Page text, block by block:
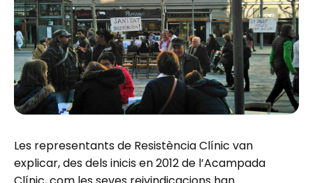
Les representants de Resistència Clínic van
explicar, des dels inicis en 2012 de l’Acampada